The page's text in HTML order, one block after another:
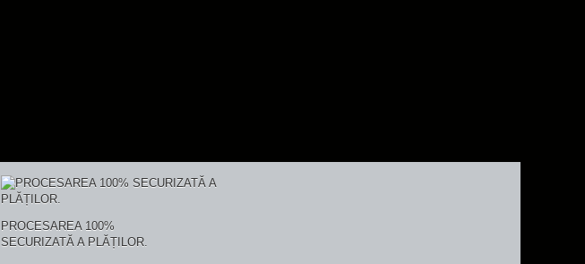
PROCESAREA 100%
SECURIZATĂ A PLĂȚILOR.